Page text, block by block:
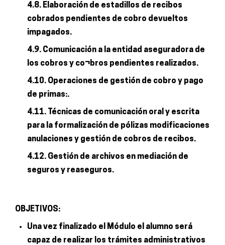
4.8. Elaboración de estadillos de recibos
cobrados pendientes de cobro devueltos
impagados.
4.9. Comunicación a la entidad aseguradora de
los cobros y co¬bros pendientes realizados.
4.10. Operaciones de gestión de cobro y pago
de primas:.
4.11. Técnicas de comunicación oral y escrita
para la formalización de pólizas modificaciones
anulaciones y gestión de cobros de recibos.
4.12. Gestión de archivos en mediación de
seguros y reaseguros.
OBJETIVOS:
Una vez finalizado el Módulo el alumno será
capaz de realizar los trámites administrativos